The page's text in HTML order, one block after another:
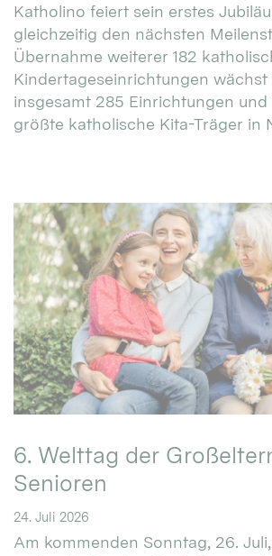
Katholino feiert sein erstes
gleichzeitig den nächsten
Übernahme weiterer 182
Kindertageseinrichtungen
insgesamt 285 Einrichtungen
größte katholische Kita-Träger in
6. Welttag der
Senioren
24. Juli 2026
Am kommenden Sonntag, 26.